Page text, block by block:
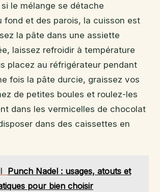
le mélange se détache
fond et des parois, la cuisson est
la pâte dans une assiette
laissez refroidir à température
placez au réfrigérateur pendant
fois la pâte durcie, graissez vos
de petites boules et roulez-les
dans les vermicelles de chocolat
dans des caissettes en
Punch Nadel : usages, atouts et
pour bien choisir